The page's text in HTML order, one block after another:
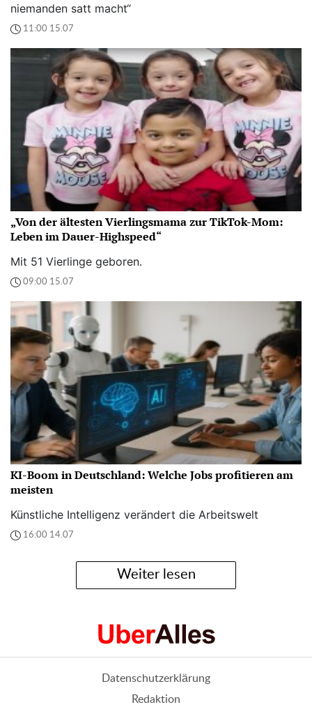
niemanden satt macht“
11:00 15.07
„Von der ältesten Vierlingsmama zur TikTok-Mom:
Leben im Dauer-Highspeed“
Mit 51 Vierlinge geboren.
09:00 15.07
KI-Boom in Deutschland: Welche Jobs profitieren am
meisten
Künstliche Intelligenz verändert die Arbeitswelt
16:00 14.07
Weiter lesen
Datenschutzerklärung
Redaktion